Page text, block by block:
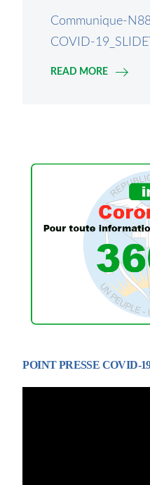
Communique-
COVID-
READ MORE
POINT PRESSE COVID-